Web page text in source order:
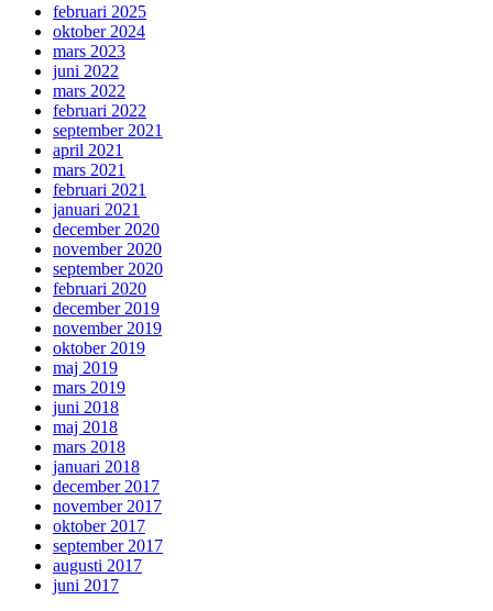
februari 2025
oktober 2024
mars 2023
juni 2022
mars 2022
februari 2022
september 2021
april 2021
mars 2021
februari 2021
januari 2021
december 2020
november 2020
september 2020
februari 2020
december 2019
november 2019
oktober 2019
maj 2019
mars 2019
juni 2018
maj 2018
mars 2018
januari 2018
december 2017
november 2017
oktober 2017
september 2017
augusti 2017
juni 2017